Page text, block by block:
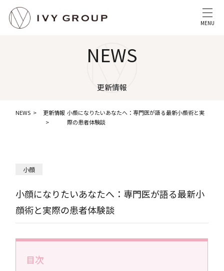
MENU
NEWS
更新情報
NEWS 更新情報 小顔になりたいあなたへ：専門医が語る最新小顔術と実
際の患者体験談
小顔
小顔になりたいあなたへ：専門医が語る最新小
顔術と実際の患者体験談
目次